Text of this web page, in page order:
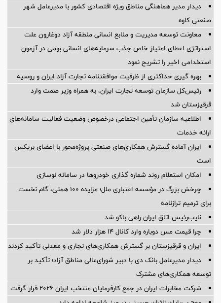
دیدار مدیر هماهنگی مناطق ویژه اقتصادی کشور با مدیرعامل شهر
صنعتی کاوه
معاونت توسعه مدیریت و منابع انسانی منطقه آزاد دوغارون علت
استراتژی اعطای امتیاز خاص جذب سرمایه‌های انسانی بومی در آزمون
استخدامی اخیر را تشریح نمود
بهره گیری حداکثری از ظرفیت موافقتنامه تجارت آزاد ایران و روسیه
رئیس‌کل سازمان توسعه تجارت ایران، به همراه وزیر صمت وارد
قرقیزستان شد
اطلاعیه سازمان تأمین اجتماعی درخصوص وضعیت فعالیت سامانه‌های
ارائه خدمات
ایران آماده گسترش همکاری‌های صنعتی پروژه‌محور با اعضای بریکس
است
امکان استعلام روند شماره گذاری خودروها در سامانه نوسازی
چرخش بزرگ در مؤسسه اعتباری ملل؛ مزایده ۱۰۰ همتی، گام نخست
برای ترمیم ترازنامه
نایب‌رئیس اتاق ایران راهی باکو شد
چرا قیمت مس دوباره وارد کانال ۱۴ هزار دلار شد
ایران و قرقیزستان بر گسترش همکاری‌های تجاری و معدنی تأکید کردند
دیدار مدیرعامل بانک دی با دبیر شورای‌عالی مناطق آزاد؛ تأکید بر
توسعه همکاری‌های مشترک
شرکت مخابرات ایران در جمع کارفرمایان منتخب ایران ۲۰۲۶ قرار گرفت